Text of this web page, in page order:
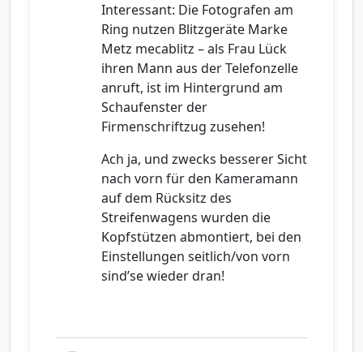
Interessant: Die Fotografen am
Ring nutzen Blitzgeräte Marke
Metz mecablitz – als Frau Lück
ihren Mann aus der Telefonzelle
anruft, ist im Hintergrund am
Schaufenster der
Firmenschriftzug zusehen!
Ach ja, und zwecks besserer Sicht
nach vorn für den Kameramann
auf dem Rücksitz des
Streifenwagens wurden die
Kopfstützen abmontiert, bei den
Einstellungen seitlich/von vorn
sind’se wieder dran!